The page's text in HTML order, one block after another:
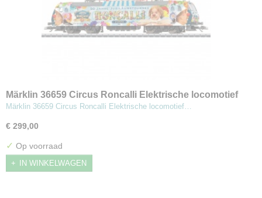
Märklin 36659 Circus Roncalli Elektrische locomotief
type 185.1
Märklin 36659 Circus Roncalli Elektrische locomotief…
€ 299,00
✓ Op voorraad
IN WINKELWAGEN